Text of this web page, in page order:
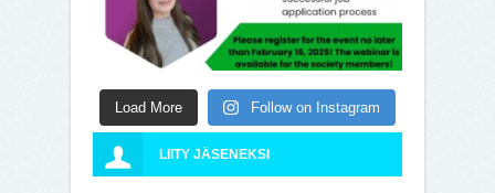
Load More Follow on Instagram
LIITY JÄSENEKSI